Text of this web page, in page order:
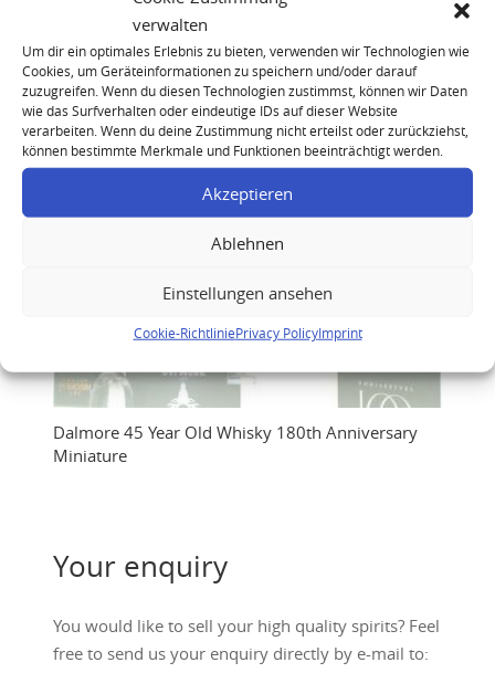
verwalten
Um dir ein optimales Erlebnis zu bieten, verwenden wir Technologien wie
Cookies, um Geräteinformationen zu speichern und/oder darauf
zuzugreifen. Wenn du diesen Technologien zustimmst, können wir Daten
wie das Surfverhalten oder eindeutige IDs auf dieser Website
verarbeiten. Wenn du deine Zustimmung nicht erteilst oder zurückziehst,
können bestimmte Merkmale und Funktionen beeinträchtigt werden.
Akzeptieren
Ablehnen
Einstellungen ansehen
Cookie-RichtliniePrivacy PolicyImprint
Dalmore 45 Year Old Whisky 180th Anniversary
Miniature
Your enquiry
You would like to sell your high quality spirits? Feel
free to send us your enquiry directly by e-mail to: